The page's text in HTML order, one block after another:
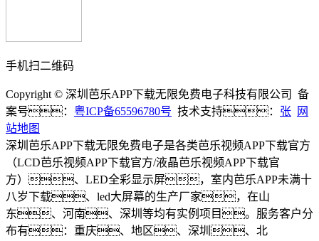
手机扫二维码
Copyright © 深圳芭乐APP下载无限免费电子科技有限公司 备
案号： 粤ICP备65596780号 技术支持： 张
网
站地图
深圳芭乐APP下载无限免费电子是各类芭乐视频APP下载官方
（LCD芭乐视频APP下载官方/液晶芭乐视频APP下载官
方）、LED全彩显示屏，室内芭乐APP未满十
八岁下载、led大屏幕的生产厂家，在山
东、河南、深圳等均有实例项目。服务客户分
布有：重庆、地区、深圳、北